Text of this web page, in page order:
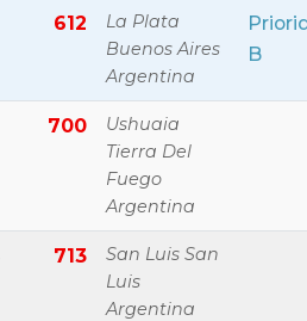
612
La Plata
Buenos Aires
Argentina
B
700
Ushuaia
Tierra Del
Fuego
Argentina
713
San Luis San
Luis
Argentina